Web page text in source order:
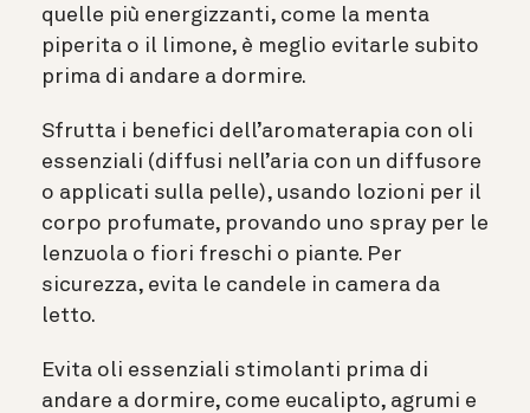
quelle più energizzanti, come la menta
piperita o il limone, è meglio evitarle subito
prima di andare a dormire.
Sfrutta i benefici dell’aromaterapia con oli
essenziali (diffusi nell’aria con un diffusore
o applicati sulla pelle), usando lozioni per il
corpo profumate, provando uno spray per le
lenzuola o fiori freschi o piante. Per
sicurezza, evita le candele in camera da
letto.
Evita oli essenziali stimolanti prima di
andare a dormire, come eucalipto, agrumi e